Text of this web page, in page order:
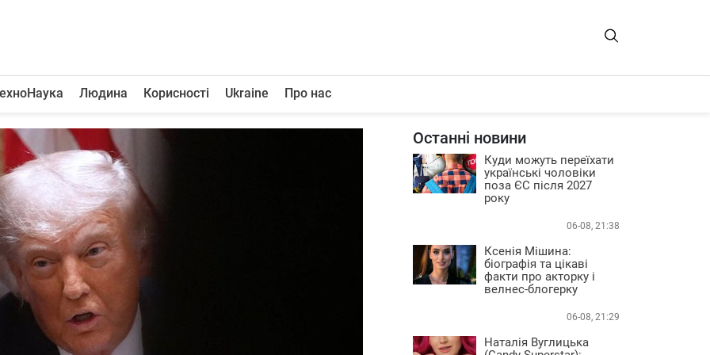
Людина Корисності Ukraine Про нас
Останні новини
Куди можуть переїхати
українські чоловіки
поза ЄС після 2027
року
06-08, 21:38
Ксенія Мішина:
біографія та цікаві
факти про акторку і
велнес-блогерку
06-08, 21:29
Наталія Вуглицька